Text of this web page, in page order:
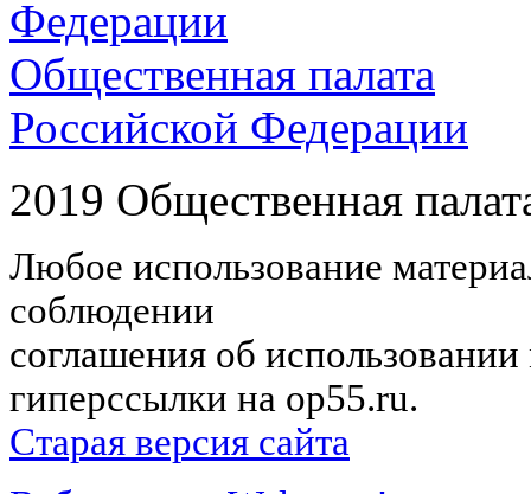
Общественная палата
Российской Федерации
2019 Общественная
Любое использование
соблюдении
соглашения об
гиперссылки на op55.ru.
Старая версия сайта